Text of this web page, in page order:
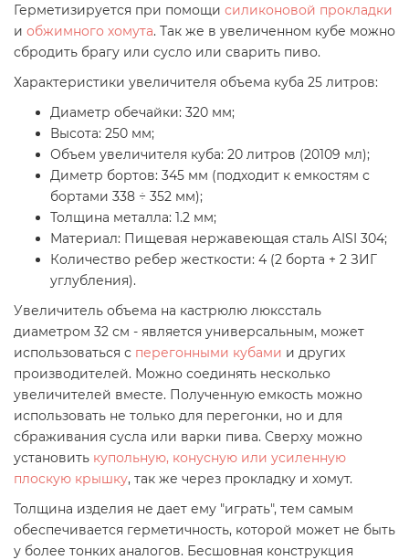
Герметизируется при помощи силиконовой прокладки
и обжимного хомута. Так же в увеличенном кубе можно
сбродить брагу или сусло или сварить пиво.
Характеристики увеличителя объема куба 25 литров:
Диаметр обечайки: 320 мм;
Высота: 250 мм;
Объем увеличителя куба: 20 литров (20109 мл);
Диметр бортов: 345 мм (подходит к емкостям с
бортами 338 ÷ 352 мм);
Толщина металла: 1.2 мм;
Материал: Пищевая нержавеющая сталь AISI 304;
Количество ребер жесткости: 4 (2 борта + 2 ЗИГ
углубления).
Увеличитель объема на кастрюлю люкссталь
диаметром 32 см - является универсальным, может
использоваться с перегонными кубами и других
производителей. Можно соединять несколько
увеличителей вместе. Полученную емкость можно
использовать не только для перегонки, но и для
сбраживания сусла или варки пива. Сверху можно
установить купольную, конусную или усиленную
плоскую крышку, так же через прокладку и хомут.
Толщина изделия не дает ему "играть", тем самым
обеспечивается герметичность, которой может не быть
у более тонких аналогов. Бесшовная конструкция